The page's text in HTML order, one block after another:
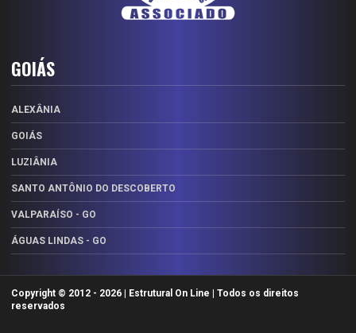
GOIÁS
ALEXÂNIA
GOIÁS
LUZIÂNIA
SANTO ANTÔNIO DO DESCOBERTO
VALPARAÍSO - GO
ÁGUAS LINDAS - GO
Copyright © 2012 - 2026 | Estrutural On Line | Todos os direitos
reservados